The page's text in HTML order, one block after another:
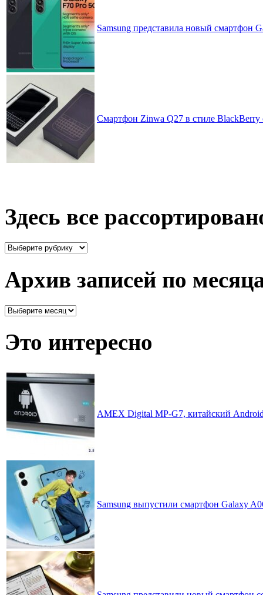
Samsung представила новый смартфон
Смартфон Zinwa Q27 в стиле BlackBerry
Здесь все
Здесь
Архив записей по
Архив
месяцам
Это интересно
AMEX Digital MP-G7, китайский
Samsung выпустили смартфон Galaxy